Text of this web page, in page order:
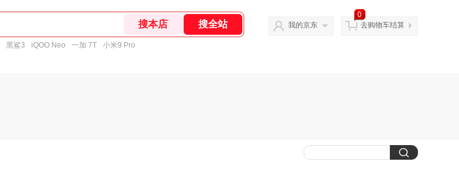
黑鲨3 iQOO Neo 一加 7T 小米9 Pro
我的京东
0
去购物车结算